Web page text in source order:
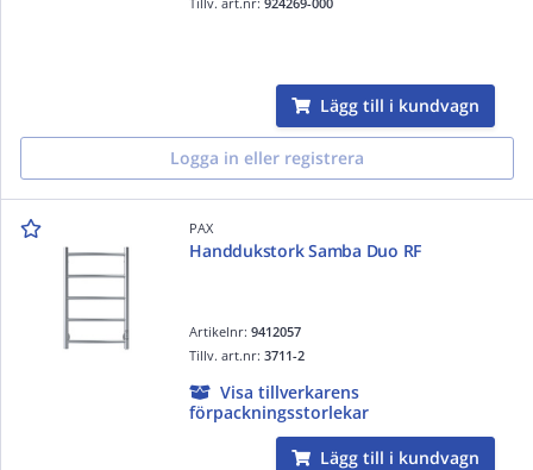
Lägg till i kundvagn
Logga in eller registrera
PAX
Handdukstork Samba Duo RF
Artikelnr:9412057
Tillv. art.nr:3711-2
Visa tillverkarens
förpackningsstorlekar
Lägg till i kundvagn